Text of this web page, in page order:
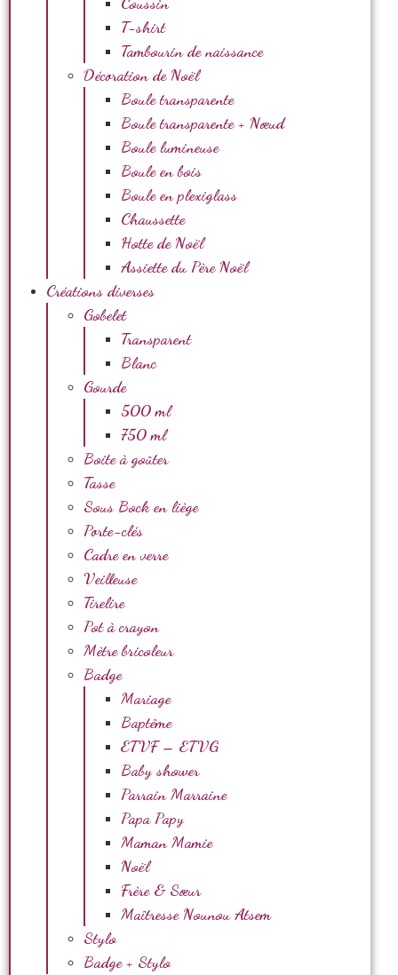
T-shirt
Tambourin de naissance
Décoration de Noël
Boule transparente
Boule transparente + Nœud
Boule lumineuse
Boule en bois
Boule en plexiglass
Chaussette
Hotte de Noël
Assiette du Père Noël
Créations diverses
Gobelet
Transparent
Blanc
Gourde
500 ml
750 ml
Boite à goûter
Tasse
Sous Bock en liège
Porte-clés
Cadre en verre
Veilleuse
Tirelire
Pot à crayon
Mètre bricoleur
Badge
Mariage
Baptême
ETVF – ETVG
Baby shower
Parrain Marraine
Papa Papy
Maman Mamie
Noël
Frère & Sœur
Maîtresse Nounou Atsem
Stylo
Badge + Stylo